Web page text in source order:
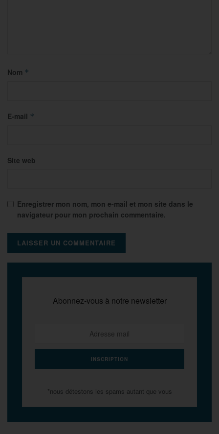
Nom *
E-mail *
Site web
Enregistrer mon nom, mon e-mail et mon site dans le
navigateur pour mon prochain commentaire.
Abonnez-vous à notre newsletter
*nous détestons les spams autant que vous